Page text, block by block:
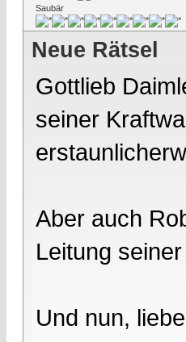
Saubär
Neue Rätsel
Gottlieb
seiner
Aber auch
Leitung
Und nun,